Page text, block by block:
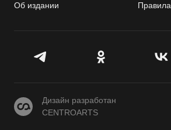
Об издании Правила
CENTROARTS